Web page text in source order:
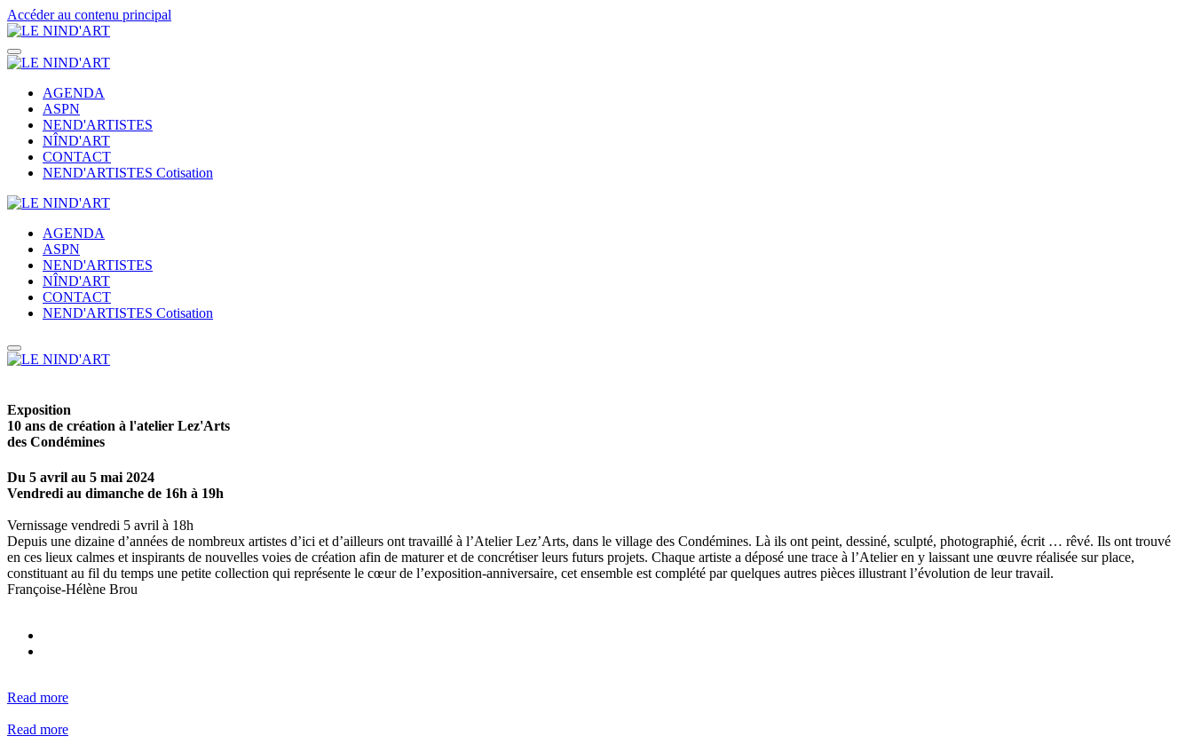
Accéder au contenu principal
AGENDA
ASPN
NEND'ARTISTES
NÎND'ART
CONTACT
NEND'ARTISTES Cotisation
AGENDA
ASPN
NEND'ARTISTES
NÎND'ART
CONTACT
NEND'ARTISTES Cotisation
Exposition
10 ans de création à l'atelier Lez'Arts
des Condémines
Du 5 avril au 5 mai 2024
Vendredi au dimanche de 16h à 19h
Vernissage vendredi 5 avril à 18h
Depuis une dizaine d’années de nombreux artistes d’ici et d’ailleurs ont travaillé à l’Atelier Lez’Arts, dans le village des Condémines. Là ils ont peint, dessiné, sculpté, photographié, écrit … rêvé. Ils ont trouvé
en ces lieux calmes et inspirants de nouvelles voies de création afin de maturer et de concrétiser leurs futurs projets. Chaque artiste a déposé une trace à l’Atelier en y laissant une œuvre réalisée sur place,
constituant au fil du temps une petite collection qui représente le cœur de l’exposition-anniversaire, cet ensemble est complété par quelques autres pièces illustrant l’évolution de leur travail.
Françoise-Hélène Brou
Read more
Read more